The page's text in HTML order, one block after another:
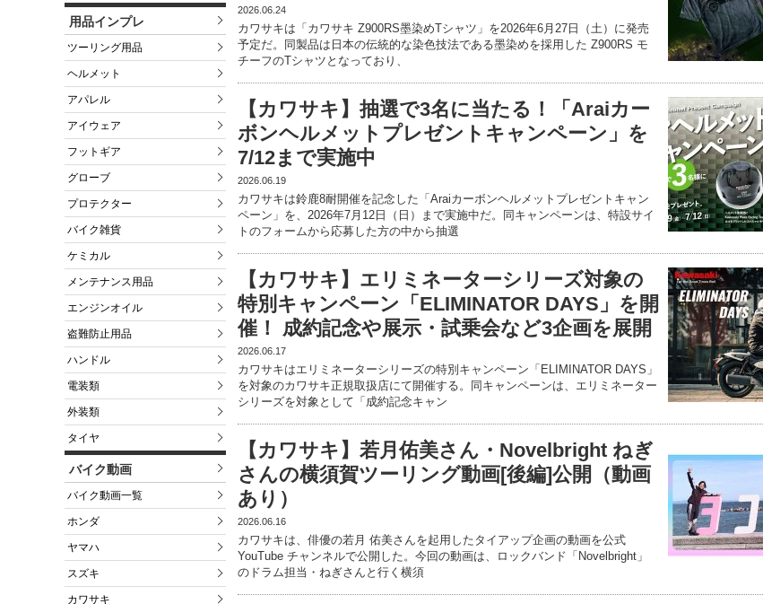
用品インプレ
ツーリング用品
ヘルメット
アパレル
アイウェア
フットギア
グローブ
プロテクター
バイク雑貨
ケミカル
メンテナンス用品
エンジンオイル
盗難防止用品
ハンドル
電装類
外装類
タイヤ
バイク動画
バイク動画一覧
ホンダ
ヤマハ
スズキ
カワサキ
2026.06.24
カワサキは「カワサキ Z900RS墨染めTシャツ」を2026年6月27日（土）に発売
予定だ。同製品は日本の伝統的な染色技法である墨染めを採用した Z900RS モ
チーフのTシャツとなっており、
【カワサキ】抽選で3名に当たる！「Araiカー
ボンヘルメットプレゼントキャンペーン」を
7/12まで実施中
2026.06.19
カワサキは鈴鹿8耐開催を記念した「Araiカーボンヘルメットプレゼントキャン
ペーン」を、2026年7月12日（日）まで実施中だ。同キャンペーンは、特設サイ
トのフォームから応募した方の中から抽選
【カワサキ】エリミネーターシリーズ対象の
特別キャンペーン「ELIMINATOR DAYS」を開
催！ 成約記念や展示・試乗会など3企画を展開
2026.06.17
カワサキはエリミネーターシリーズの特別キャンペーン「ELIMINATOR DAYS」
を対象のカワサキ正規取扱店にて開催する。同キャンペーンは、エリミネーター
シリーズを対象として「成約記念キャン
【カワサキ】若月佑美さん・Novelbright ねぎ
さんの横須賀ツーリング動画[後編]公開（動画
あり）
2026.06.16
カワサキは、俳優の若月 佑美さんを起用したタイアップ企画の動画を公式
YouTube チャンネルで公開した。今回の動画は、ロックバンド「Novelbright」
のドラム担当・ねぎさんと行く横須